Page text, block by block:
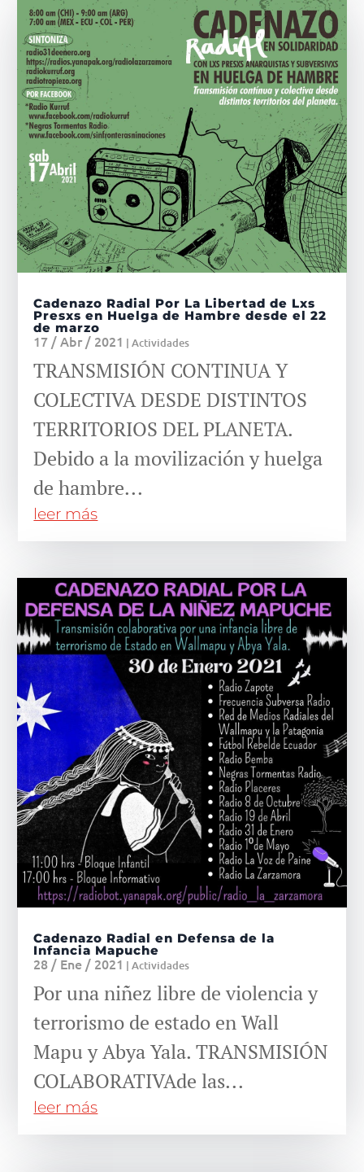
Cadenazo Radial Por La Libertad de Lxs
Presxs en Huelga de Hambre desde el 22
de marzo
17 / Abr / 2021 |Actividades
TRANSMISIÓN CONTINUA Y
COLECTIVA DESDE DISTINTOS
TERRITORIOS DEL PLANETA.
Debido a la movilización y huelga
de hambre...
leer más
Cadenazo Radial en Defensa de la
Infancia Mapuche
28 / Ene / 2021 |Actividades
Por una niñez libre de violencia y
terrorismo de estado en Wall
Mapu y Abya Yala. TRANSMISIÓN
COLABORATIVAde las...
leer más